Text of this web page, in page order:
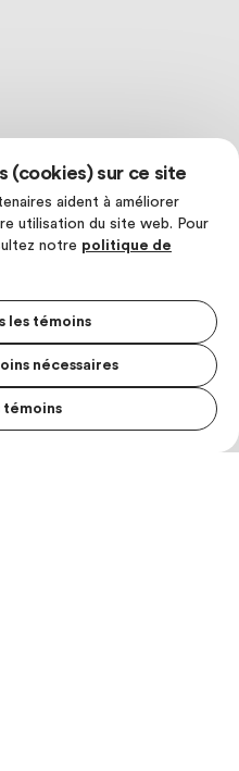
(cookies) sur ce site
aident à améliorer
utilisation du site web. Pour
notre politique de
les témoins
nécessaires
témoins
MENU